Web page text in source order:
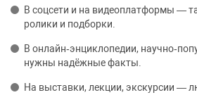
В соцсети и на видеоплатформы —
ролики и подборки.
В онлайн‑энциклопедии,
нужны надёжные факты.
На выставки, лекции, экскурсии —